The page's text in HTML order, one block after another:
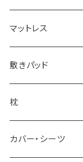
マットレス
敷きパッド
枕
カバー・シーツ